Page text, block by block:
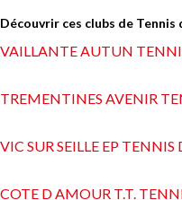
Découvrir ces clubs de Tennis
VAILLANTE AUTUN
TREMENTINES AVENIR
VIC SUR SEILLE EP TENNIS
COTE D AMOUR T.T.